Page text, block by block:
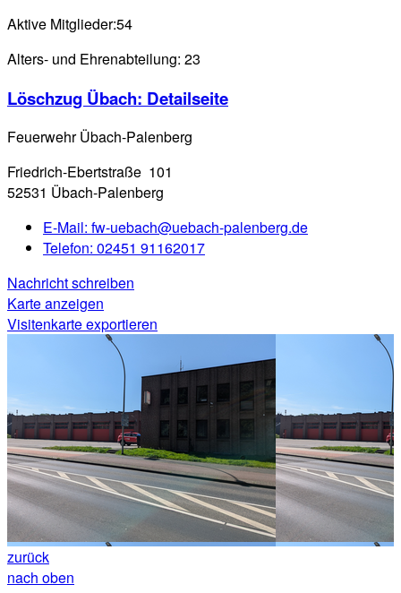
Aktive Mitglieder:54
Alters- und Ehrenabteilung: 23
Löschzug Übach: Detailseite
Feuerwehr Übach-Palenberg
Friedrich-Ebertstraße 101
52531 Übach-Palenberg
E-Mail: fw-uebach@uebach-palenberg.de
Telefon: 02451 91162017
Nachricht schreiben
Karte anzeigen
Visitenkarte exportieren
zurück
nach oben